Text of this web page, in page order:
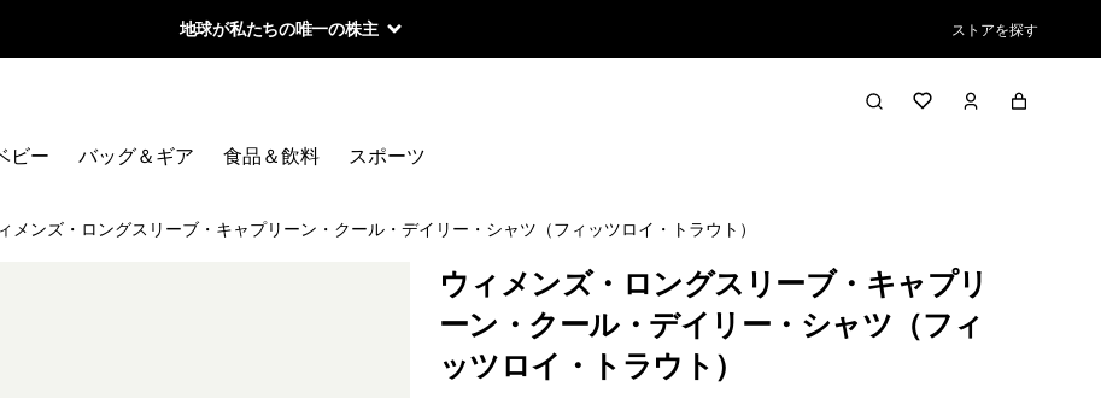
地球が私たちの唯一の株主 ストアを探す
ビー バッグ＆ギア 食品＆飲料 スポーツ
メンズ・ロングスリーブ・キャプリーン・クール・デイリー・シャツ（フィッツロイ・トラウト）
ウィメンズ・ロングスリーブ・キャプリ
ーン・クール・デイリー・シャツ（フィ
ッツロイ・トラウト）